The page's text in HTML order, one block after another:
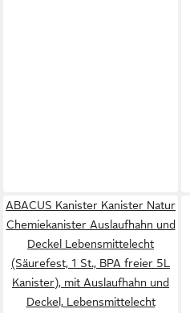
ABACUS Kanister Kanister Natur
Chemiekanister Auslaufhahn und
Deckel Lebensmittelecht
(Säurefest, 1 St., BPA freier 5L
Kanister), mit Auslaufhahn und
Deckel, Lebensmittelecht